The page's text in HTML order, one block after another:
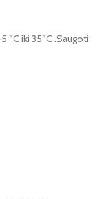
°C iki 35°C .Saugoti